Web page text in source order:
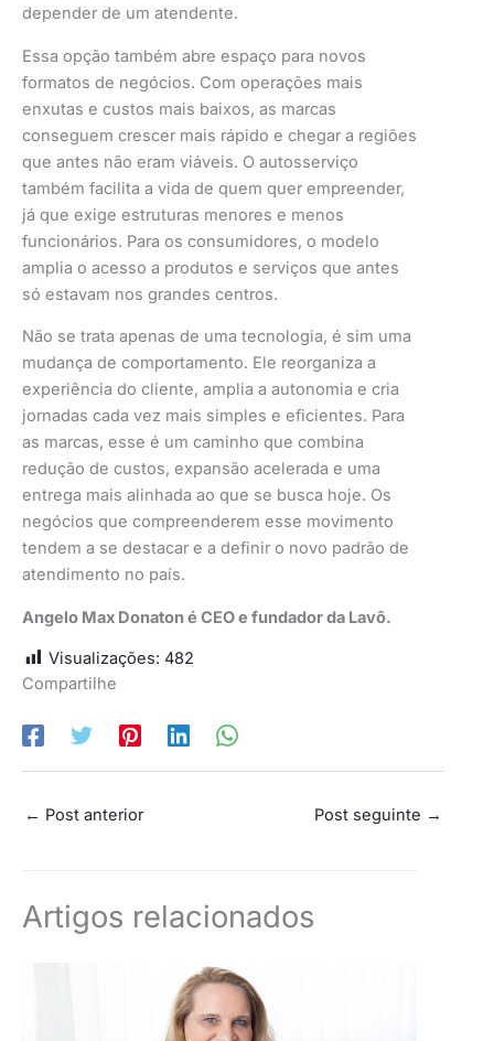
depender de um atendente.
Essa opção também abre espaço para novos
formatos de negócios. Com operações mais
enxutas e custos mais baixos, as marcas
conseguem crescer mais rápido e chegar a regiões
que antes não eram viáveis. O autosserviço
também facilita a vida de quem quer empreender,
já que exige estruturas menores e menos
funcionários. Para os consumidores, o modelo
amplia o acesso a produtos e serviços que antes
só estavam nos grandes centros.
Não se trata apenas de uma tecnologia, é sim uma
mudança de comportamento. Ele reorganiza a
experiência do cliente, amplia a autonomia e cria
jornadas cada vez mais simples e eficientes. Para
as marcas, esse é um caminho que combina
redução de custos, expansão acelerada e uma
entrega mais alinhada ao que se busca hoje. Os
negócios que compreenderem esse movimento
tendem a se destacar e a definir o novo padrão de
atendimento no país.
Angelo Max Donaton é CEO e fundador da Lavô.
Visualizações: 482
Compartilhe
← Post anterior Post seguinte →
Artigos relacionados